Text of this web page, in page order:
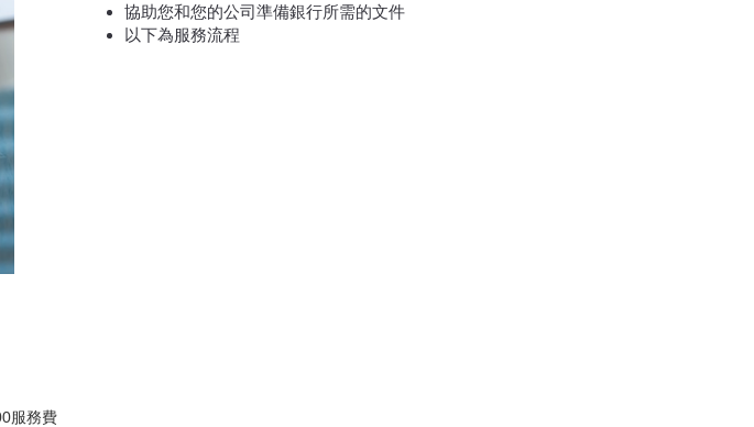
協助您和您的公司準備銀行所需的文件
以下為服務流程
服務費